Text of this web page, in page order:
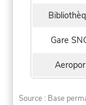
Gare
Source : Base